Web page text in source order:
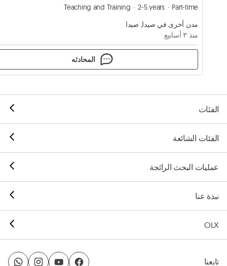
Teaching and Training 2-5 years
Part-time
مدن أخرى في صيدا, صيدا
منذ ٣ أسابيع
المحادثه
الفئات
الفئات الشائعة
عمليات البحث الرائجة
نبذة عنا
OLX
تابعنا